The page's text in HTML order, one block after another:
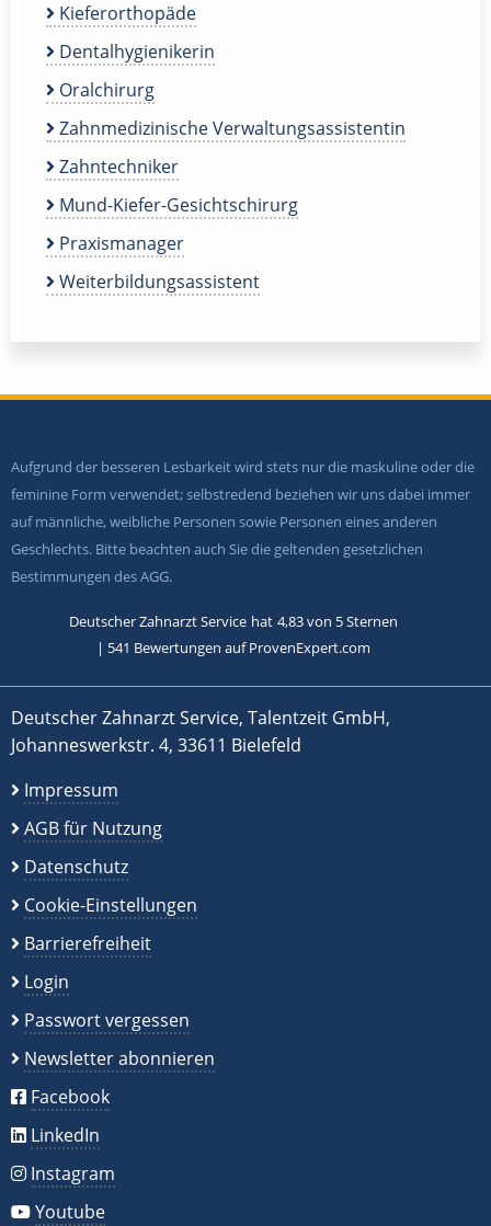
Kieferorthopäde
Dentalhygienikerin
Oralchirurg
Zahnmedizinische Verwaltungsassistentin
Zahntechniker
Mund-Kiefer-Gesichtschirurg
Praxismanager
Weiterbildungsassistent
Aufgrund der besseren Lesbarkeit wird stets nur die maskuline oder die
feminine Form verwendet; selbstredend beziehen wir uns dabei immer
auf männliche, weibliche Personen sowie Personen eines anderen
Geschlechts. Bitte beachten auch Sie die geltenden gesetzlichen
Bestimmungen des AGG.
Deutscher Zahnarzt Service hat 4,83von 5Sternen
| 541 Bewertungen auf ProvenExpert.com
Deutscher Zahnarzt Service, Talentzeit GmbH,
Johanneswerkstr. 4, 33611 Bielefeld
Impressum
AGB für Nutzung
Datenschutz
Cookie-Einstellungen
Barrierefreiheit
Login
Passwort vergessen
Newsletter abonnieren
Facebook
LinkedIn
Instagram
Youtube